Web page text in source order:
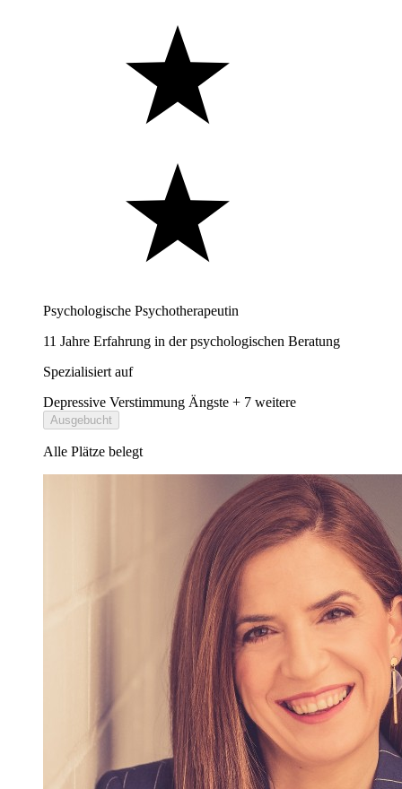
Psychologische Psychotherapeutin
11 Jahre Erfahrung in der psychologischen Beratung
Spezialisiert auf
Depressive Verstimmung Ängste + 7 weitere
Ausgebucht
Alle Plätze belegt